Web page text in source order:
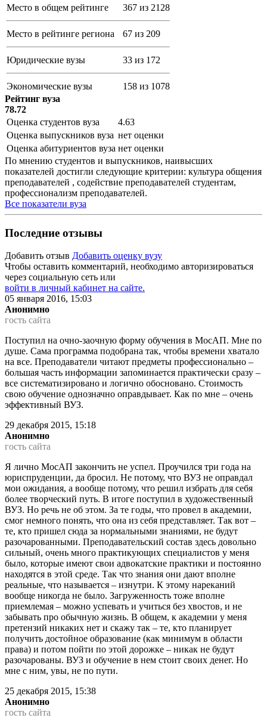
Место в общем рейтинге
367 из 2128
Место в рейтинге региона 67 из 209
Юридические вузы 33 из 172
Экономические вузы
158 из 1078
Рейтинг вуза
78.72
Оценка студентов вуза
4.63
Оценка выпускников вуза нет оценки
Оценка абитуриентов вуза нет оценки
По мнению студентов и выпускников, наивысших
показателей достигли следующие критерии: культура общения
преподавателей , содействие преподавателей студентам,
профессионализм преподавателей.
Все показатели вуза
Последние отзывы
Добавить отзыв Добавить оценку вузу
Чтобы оставить комментарий, необходимо авторизироваться
через социальную сеть или
войти в личный кабинет на сайте.
05 января 2016, 15:03
Анонимно
гость сайта
Поступил на очно-заочную форму обучения в МосАП. Мне по
душе. Сама программа подобрана так, чтобы времени хватало
на все. Преподаватели читают предметы профессионально –
большая часть информации запоминается практически сразу –
все систематизировано и логично обосновано. Стоимость
свою обучение однозначно оправдывает. Как по мне – очень
эффективный ВУЗ.
29 декабря 2015, 15:18
Анонимно
гость сайта
Я лично МосАП закончить не успел. Проучился три года на
юриспруденции, да бросил. Не потому, что ВУЗ не оправдал
мои ожидания, а вообще потому, что решил избрать для себя
более творческий путь. В итоге поступил в художественный
ВУЗ. Но речь не об этом. За те годы, что провел в академии,
смог немного понять, что она из себя представляет. Так вот –
те, кто пришел сюда за нормальными знаниями, не будут
разочарованными. Преподавательский состав здесь довольно
сильный, очень много практикующих специалистов у меня
было, которые имеют свои адвокатские практики и постоянно
находятся в этой среде. Так что знания они дают вполне
реальные, что называется – изнутри. К этому нареканий
вообще никогда не было. Загруженность тоже вполне
приемлемая – можно успевать и учиться без хвостов, и не
забывать про обычную жизнь. В общем, к академии у меня
претензий никаких нет и скажу так – те, кто планирует
получить достойное образование (как минимум в области
права) и потом пойти по этой дорожке – никак не будут
разочарованы. ВУЗ и обучение в нем стоит своих денег. Но
мне с ним, увы, не по пути.
25 декабря 2015, 15:38
Анонимно
гость сайта